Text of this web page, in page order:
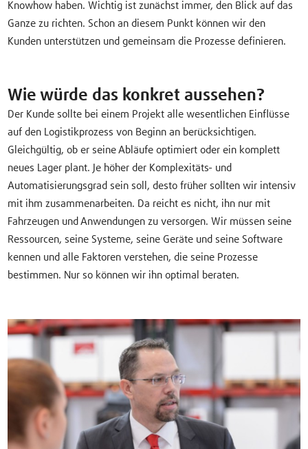
Knowhow haben. Wichtig ist zunächst immer, den Blick auf das
Ganze zu richten. Schon an diesem Punkt können wir den
Kunden unterstützen und gemeinsam die Prozesse definieren.
Wie würde das konkret aussehen?
Der Kunde sollte bei einem Projekt alle wesentlichen Einflüsse
auf den Logistikprozess von Beginn an berücksichtigen.
Gleichgültig, ob er seine Abläufe optimiert oder ein komplett
neues Lager plant. Je höher der Komplexitäts- und
Automatisierungsgrad sein soll, desto früher sollten wir intensiv
mit ihm zusammenarbeiten. Da reicht es nicht, ihn nur mit
Fahrzeugen und Anwendungen zu versorgen. Wir müssen seine
Ressourcen, seine Systeme, seine Geräte und seine Software
kennen und alle Faktoren verstehen, die seine Prozesse
bestimmen. Nur so können wir ihn optimal beraten.